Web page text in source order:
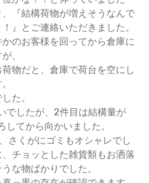
『結構荷物が増えそうなんで
』とご連絡いただきました。
のお客様を回ってから倉庫に
、
物だと、倉庫で荷台を空にし
た。
でしたが、2件目は結構量が
してから向かいました。
さくがにゴミもオシャレでし
チョッとした雑貨類もお洒落
な物ばかりでした。